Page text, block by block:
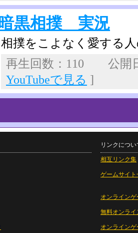
暗黒相撲 実況
相撲をこよなく愛する
再生回数：110 公開
YouTubeで見る ]
リンクについ
相互リンク集
ゲームサイト
オンラインゲ
無料オンライ
オンライン